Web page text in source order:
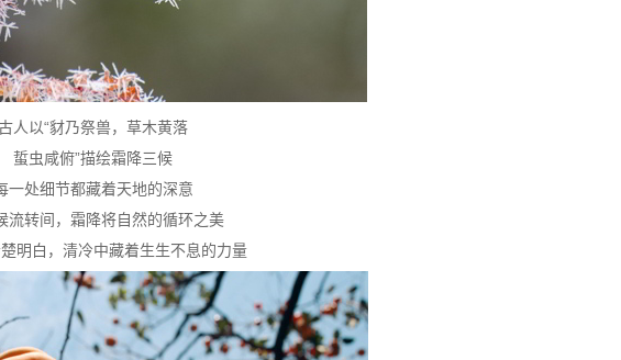
人以“豺乃祭兽，草木黄落
蜇虫咸俯”描绘霜降三候
一处细节都藏着天地的深意
流转间，霜降将自然的循环之美
明白，清冷中藏着生生不息的力量